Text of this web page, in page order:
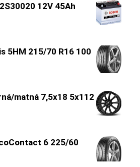
12V 45Ah
5HM 215/70 R16 100
matná 7,5x18 5x112
6 225/60